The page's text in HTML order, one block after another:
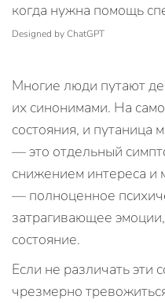
Designed by ChatGPT
Многие люди путают
их синонимами. На
состояния, и путаница
— это отдельный
снижением интереса и
— полноценное
затрагивающее
состояние.
Если не различать эти
чрезмерно